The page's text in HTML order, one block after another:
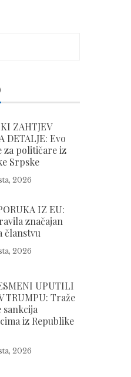
ZAHTJEV
DETALJE: Evo
za političare iz
Srpske
2026
IZ EU:
značajan
članstvu
2026
UPUTILI
TRUMPU: Traže
sankcija
iz Republike
2026